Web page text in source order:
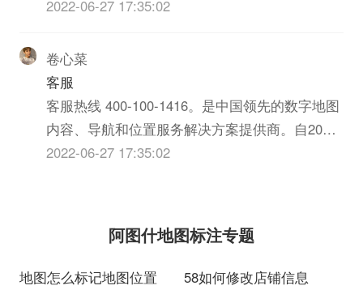
步：进入企业信息界面，点击企业简称；第四
定】；第五步：显示企业名称修改成功。温馨提
示：1、若企业已经认证成功，则不能修改企业名
称。若需修改，则需再次认证。2...
2022-06-27 17:35:02
卷心菜
客服
客服热线 400-100-1416。是中国领先的数字地图
内容、导航和位置服务解决方案提供商。自2002
年公司成立以来，经过不懈努力和艰辛探索，积
除地图导航外，地图还为用户提供打车、酒店...
2022-06-27 17:35:02
阿图什地图标注专题
地图怎么标记地图位置
58如何修改店铺信息